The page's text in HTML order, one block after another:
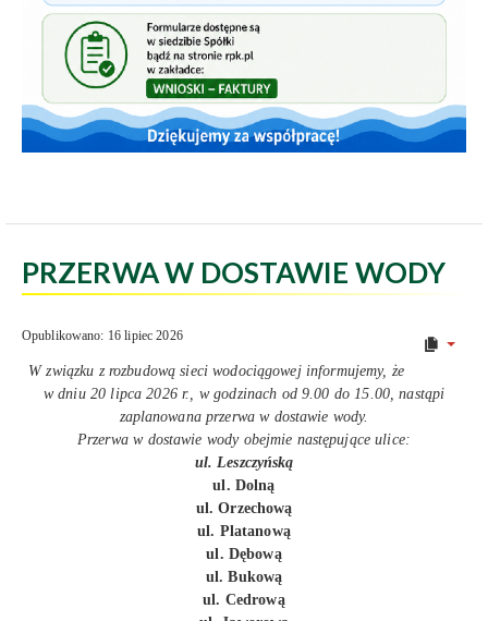
PRZERWA W DOSTAWIE WODY
Opublikowano: 16 lipiec 2026
W związku z rozbudową sieci wodociągowej informujemy, że
w dniu 20 lipca 2026 r., w godzinach od 9.00 do 15.00, nastąpi
zaplanowana przerwa w dostawie wody.
Przerwa w dostawie wody obejmie następujące ulice:
ul. Leszczyńską
ul. Dolną
ul. Orzechową
ul. Platanową
ul. Dębową
ul. Bukową
ul. Cedrową